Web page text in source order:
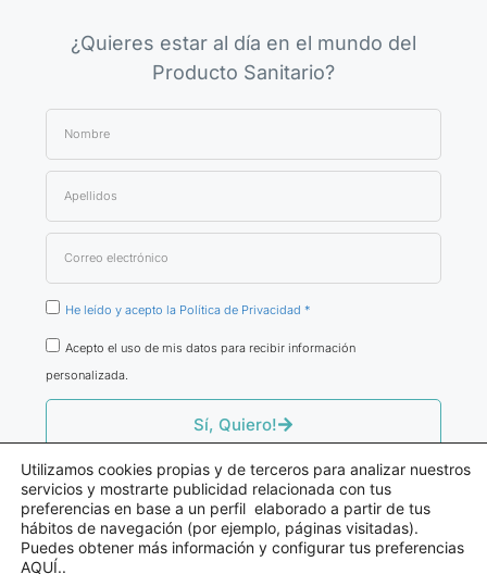
¿Quieres estar al día en el mundo del
Producto Sanitario?
He leído y acepto la Política de Privacidad *
Acepto el uso de mis datos para recibir información
personalizada.
Sí, Quiero!
© Fernando Atienza
Utilizamos cookies propias y de terceros para analizar nuestros
servicios y mostrarte publicidad relacionada con tus
preferencias en base a un perfil elaborado a partir de tus
hábitos de navegación (por ejemplo, páginas visitadas).
Puedes obtener más información y configurar tus preferencias
AQUÍ..